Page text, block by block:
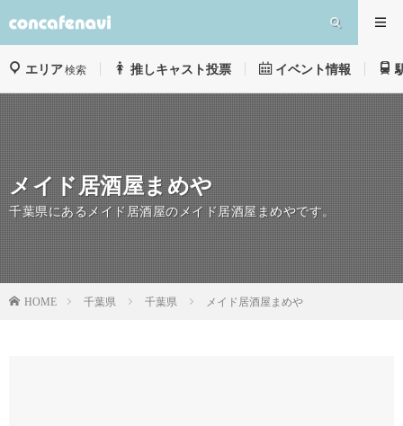
エリア検索 推しキャスト投票 イベント情報
メイド居酒屋まめや
千葉県にあるメイド居酒屋のメイド居酒屋まめやです。
HOME 千葉県 千葉県 メイド居酒屋まめや